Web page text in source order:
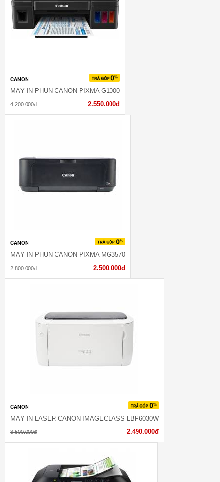
CANON
MÁY IN PHUN CANON PIXMA G1000
4.200.000đ 2.550.000đ
CANON
MÁY IN PHUN CANON PIXMA MG3570
2.800.000đ 2.500.000đ
CANON
MÁY IN LASER CANON IMAGECLASS LBP6030W
3.500.000đ 2.490.000đ